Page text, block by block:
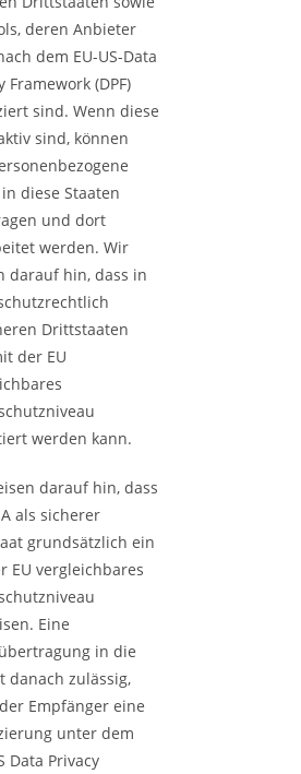
deren Anbieter
dem EU-US-Data
Framework (DPF)
sind. Wenn diese
sind, können
diese Staaten
und dort
werden. Wir
darauf hin, dass in
Drittstaaten
der EU
werden kann.
darauf hin, dass
als sicherer
grundsätzlich ein
EU vergleichbares
Eine
in die
danach zulässig,
Empfänger eine
unter dem
Data Privacy